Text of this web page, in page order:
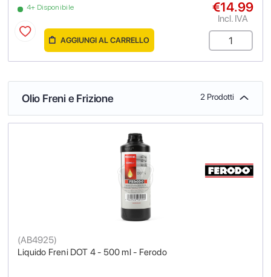
4+ Disponibile €14.99
Incl. IVA
AGGIUNGI AL CARRELLO
Olio Freni e Frizione 2 Prodotti
Liquido Freni DOT 4 - 500 ml - Ferodo
(AB4925)